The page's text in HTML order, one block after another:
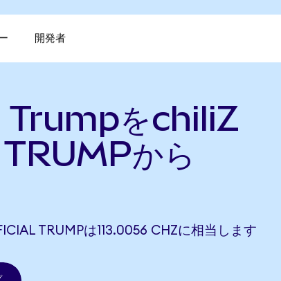
開発者
をchiliZ
から
TRUMPは113.0056 CHZに相当します